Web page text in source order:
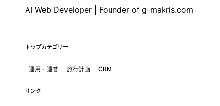
AI Web Developer | Founder of g-makris.com
トップカテゴリー
運用・運営 旅行計画 CRM
リンク